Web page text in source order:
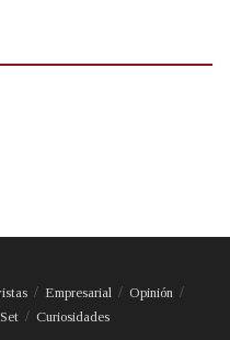
Empresarial
Opinión
Curiosidades